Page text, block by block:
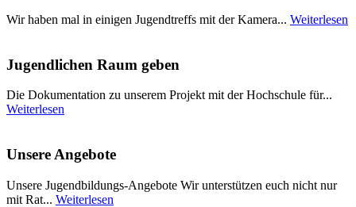
Wir haben mal in einigen Jugendtreffs mit der Kamera... Weiterlesen
Jugendlichen Raum geben
Die Dokumentation zu unserem Projekt mit der Hochschule für...
Weiterlesen
Unsere Angebote
Unsere Jugendbildungs-Angebote Wir unterstützen euch nicht nur
mit Rat... Weiterlesen